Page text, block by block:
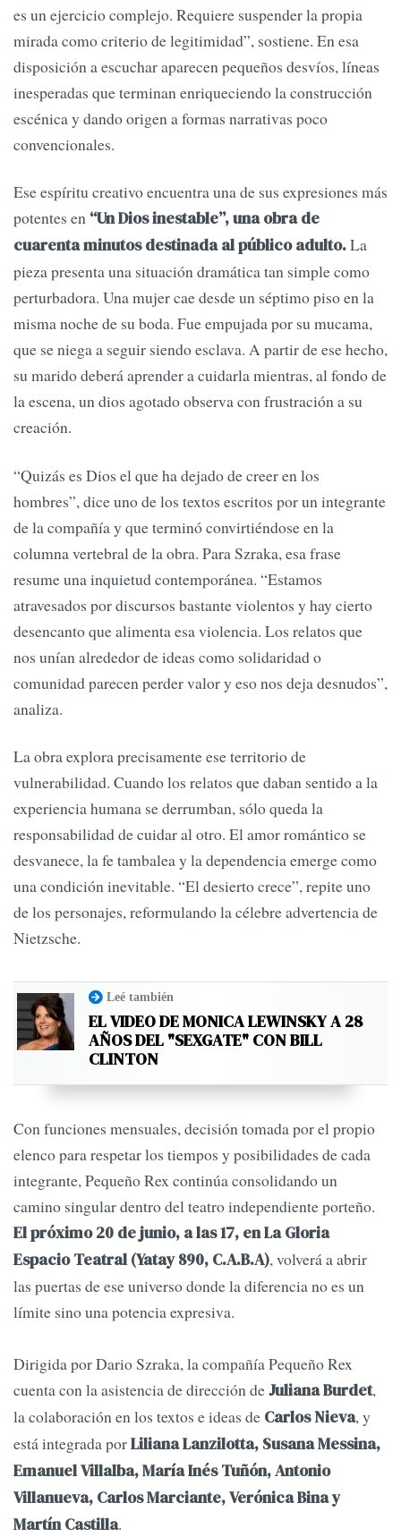
es un ejercicio complejo. Requiere suspender la propia
mirada como criterio de legitimidad”, sostiene. En esa
disposición a escuchar aparecen pequeños desvíos, líneas
inesperadas que terminan enriqueciendo la construcción
escénica y dando origen a formas narrativas poco
convencionales.
Ese espíritu creativo encuentra una de sus expresiones más
potentes en “Un Dios inestable”, una obra de
cuarenta minutos destinada al público adulto.La
pieza presenta una situación dramática tan simple como
perturbadora. Una mujer cae desde un séptimo piso en la
misma noche de su boda. Fue empujada por su mucama,
que se niega a seguir siendo esclava. A partir de ese hecho,
su marido deberá aprender a cuidarla mientras, al fondo de
la escena, un dios agotado observa con frustración a su
creación.
“Quizás es Dios el que ha dejado de creer en los
hombres”, dice uno de los textos escritos por un integrante
de la compañía y que terminó convirtiéndose en la
columna vertebral de la obra. Para Szraka, esa frase
resume una inquietud contemporánea. “Estamos
atravesados por discursos bastante violentos y hay cierto
desencanto que alimenta esa violencia. Los relatos que
nos unían alrededor de ideas como solidaridad o
comunidad parecen perder valor y eso nos deja desnudos”,
analiza.
La obra explora precisamente ese territorio de
vulnerabilidad. Cuando los relatos que daban sentido a la
experiencia humana se derrumban, sólo queda la
responsabilidad de cuidar al otro. El amor romántico se
desvanece, la fe tambalea y la dependencia emerge como
una condición inevitable. “El desierto crece”, repite uno
de los personajes, reformulando la célebre advertencia de
Nietzsche.
Leé también
EL VIDEO DE MONICA LEWINSKY A 28
AÑOS DEL "SEXGATE" CON BILL
CLINTON
Con funciones mensuales, decisión tomada por el propio
elenco para respetar los tiempos y posibilidades de cada
integrante, Pequeño Rex continúa consolidando un
camino singular dentro del teatro independiente porteño.
El próximo 20 de junio, a las 17, en La Gloria
Espacio Teatral (Yatay 890, C.A.B.A), volverá a abrir
las puertas de ese universo donde la diferencia no es un
límite sino una potencia expresiva.
Dirigida por Dario Szraka, la compañía Pequeño Rex
cuenta con la asistencia de dirección deJuliana Burdet,
la colaboración en los textos e ideas de Carlos Nieva, y
está integrada porLiliana Lanzilotta, Susana Messina,
Emanuel Villalba, María Inés Tuñón, Antonio
Villanueva, Carlos Marciante, Verónica Bina y
Martín Castilla.